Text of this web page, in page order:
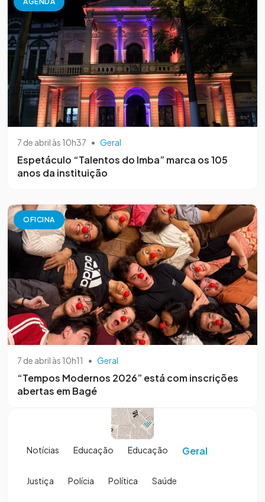
7 de abril às 10h37 • Geral
Espetáculo “Talentos do Imba” marca os 105
anos da instituição
OFICINA
7 de abril às 10h11 • Geral
“Tempos Modernos 2026” está com inscrições
abertas em Bagé
Notícias Educação Educação Geral
Justiça Polícia Política Saúde